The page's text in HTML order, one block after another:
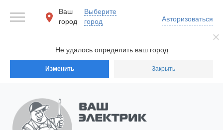
Не удалось определить ваш город
Изменить Закрыть
Ваш
город
Выберите
город
Авторизоваться